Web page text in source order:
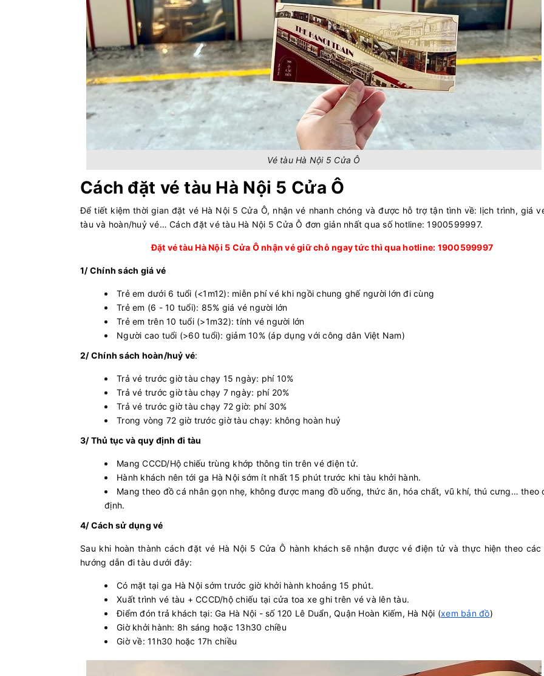
Vé tàu Hà Nội 5 Cửa Ô
Cách đặt vé tàu Hà Nội 5 Cửa Ô
Để tiết kiệm thời gian đặt vé Hà Nội 5 Cửa Ô, nhận vé nhanh chóng và được hỗ trợ tận tình về: lịch trình, giá
tàu và hoàn/huỷ vé… Cách đặt vé tàu Hà Nội 5 Cửa Ô đơn giản nhất qua số hotline: 1900599997.
Đặt vé tàu Hà Nội 5 Cửa Ô nhận vé giữ chỗ ngay tức thì qua hotline: 1900599997
1/ Chính sách giá vé
Trẻ em dưới 6 tuổi (<1m12): miễn phí vé khi ngồi chung ghế người lớn đi cùng
Trẻ em (6 - 10 tuổi): 85% giá vé người lớn
Trẻ em trên 10 tuổi (>1m32): tính vé người lớn
Người cao tuổi (>60 tuổi): giảm 10% (áp dụng với công dân Việt Nam)
2/ Chính sách hoàn/huỷ vé:
Trả vé trước giờ tàu chạy 15 ngày: phí 10%
Trả vé trước giờ tàu chạy 7 ngày: phí 20%
Trả vé trước giờ tàu chạy 72 giờ: phí 30%
Trong vòng 72 giờ trước giờ tàu chạy: không hoàn huỷ
3/ Thủ tục và quy định đi tàu
Mang CCCD/Hộ chiếu trùng khớp thông tin trên vé điện tử.
Hành khách nên tới ga Hà Nội sớm ít nhất 15 phút trước khi tàu khởi hành.
Mang theo đồ cá nhân gọn nhẹ, không được mang đồ uống, thức ăn, hóa chất, vũ khí, thú cưng… theo
định.
4/ Cách sử dụng vé
Sau khi hoàn thành cách đặt vé Hà Nội 5 Cửa Ô hành khách sẽ nhận được vé điện tử và thực hiện theo
hướng dẫn đi tàu dưới đây:
Có mặt tại ga Hà Nội sớm trước giờ khởi hành khoảng 15 phút.
Xuất trình vé tàu + CCCD/hộ chiếu tại cửa toa xe ghi trên vé và lên tàu.
Điểm đón trả khách tại: Ga Hà Nội - số 120 Lê Duẩn, Quận Hoàn Kiếm, Hà Nội (xem bản đồ)
Giờ khởi hành: 8h sáng hoặc 13h30 chiều
Giờ về: 11h30 hoặc 17h chiều